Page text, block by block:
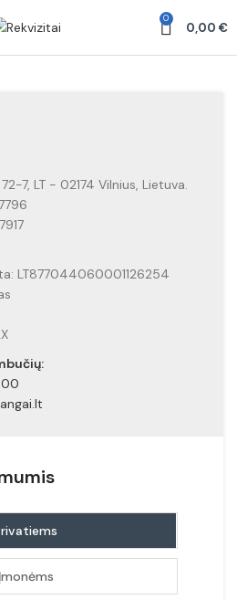
0
0,00 €
7, LT - 02174 Vilnius, Lietuva.
LT877044060001126254
Įmonėms